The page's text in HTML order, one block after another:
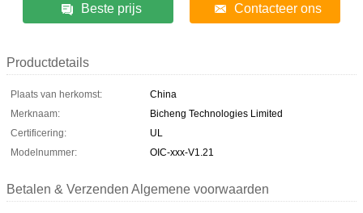
Beste prijs Contacteer ons
Productdetails
Plaats van herkomst:
China
Merknaam:
Bicheng Technologies Limited
Certificering:
UL
Modelnummer:
OIC-xxx-V1.21
Betalen & Verzenden Algemene voorwaarden